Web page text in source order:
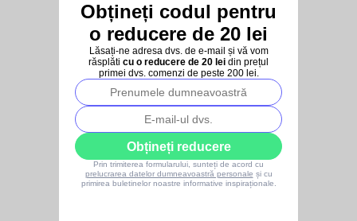
Obțineți codul pentru
o reducere de 20 lei
Lăsați-ne adresa dvs. de e-mail și vă vom
răsplăti cu o reducere de 20 lei din prețul
primei dvs. comenzi de peste 200 lei.
Obțineți reducere
Prin trimiterea formularului, sunteți de acord cu
prelucrarea datelor dumneavoastră personale și cu
primirea buletinelor noastre informative inspiraționale.